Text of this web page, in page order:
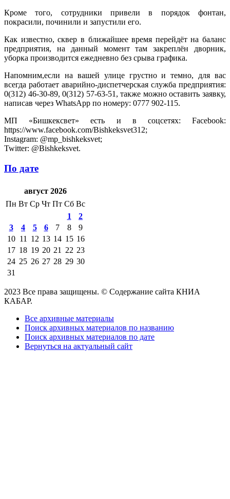
Кроме того, сотрудники привели в порядок фонтан,
покрасили, починили и запустили его.
Как известно, сквер в ближайшее время перейдёт на баланс
предприятия, на данный момент там закреплён дворник,
уборка производится ежедневно без срыва графика.
Напомним,если на вашей улице грустно и темно, для вас
всегда работает аварийно-диспетчерская служба предприятия:
0(312) 46-30-89, 0(312) 57-63-51, также можно оставить заявку,
написав через WhatsApp по номеру: 0777 902-115.
МП «Бишкексвет» есть и в соцсетях: Facebook:
https://www.facebook.com/Bishkeksvet312;
Instagram: @mp_bishkeksvet;
Twitter: @Bishkeksvet.
По дате
август 2026
Пн Вт Ср Чт Пт Сб Вс
1
2
3
4 5 6 7 8
9
10 11 12 13 14 15 16
17 18 19 20 21 22 23
24 25 26 27 28 29 30
31
2023 Все права защищены. © Содержание сайта КНИА
КАБАР.
Все архивные материалы
Поиск архивных материалов по названию
Поиск архивных материалов по дате
Вернуться на актуальный сайт